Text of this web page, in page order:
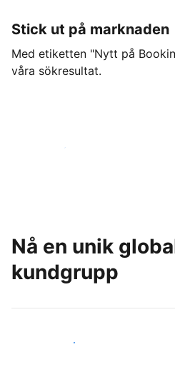
Stick ut på marknaden
Med etiketten "Nytt på
våra sökresultat.
Kom igång idag
Nå en unik
kundgrupp
Nå nya gäster idag